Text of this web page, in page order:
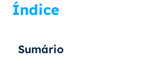
Índice
Sumário